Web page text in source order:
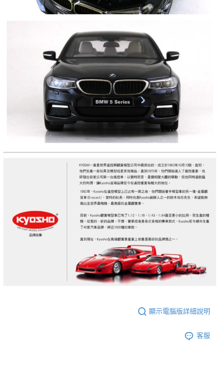
顯示電腦版詳細說明
客服